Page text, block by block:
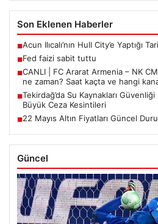
Son Eklenen Haberler
■Acun Ilıcalı’nın Hull City’e Yaptığı
■Fed faizi sabit tuttu
■CANLI | FC Ararat Armenia – NK
ne zaman? Saat kaçta ve hangi
■Tekirdağ’da Su Kaynakları
Büyük Ceza Kesintileri
■22 Mayıs Altın Fiyatları Güncel
Güncel